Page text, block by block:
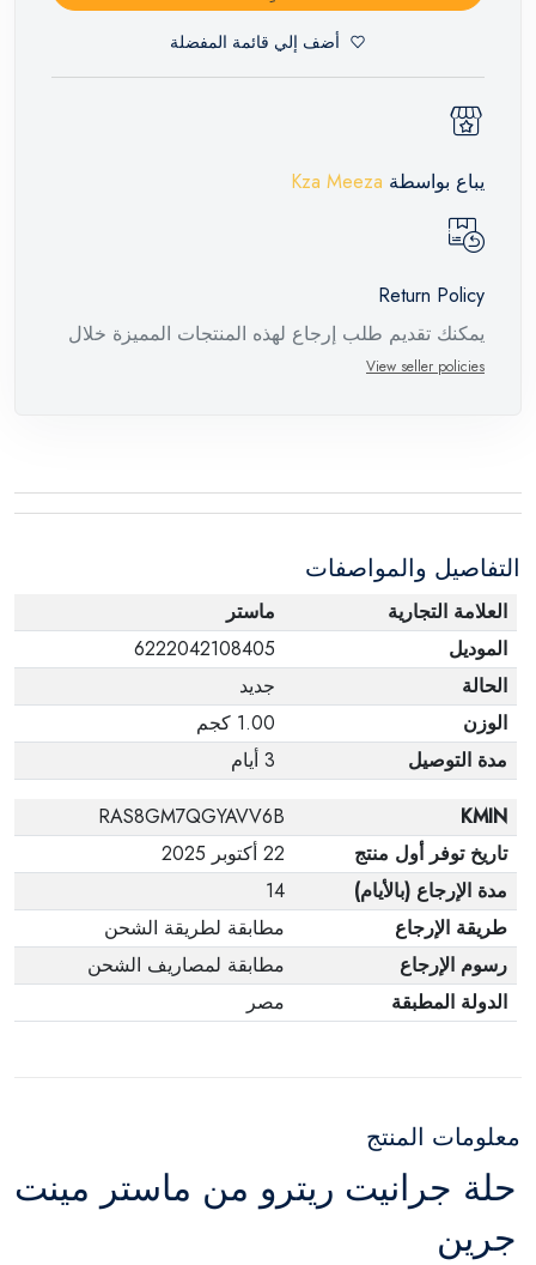
أضف إلي قائمة المفضلة
يباع بواسطة Kza Meeza
Return Policy
يمكنك تقديم طلب إرجاع لهذه المنتجات المميزة خلال
عبوته الأصلية. لاحظ أنه لا يمكن إرجاع المنتجات
وفي عبواتها الأصلية.
View seller policies
التفاصيل والمواصفات
العلامة التجارية
ماستر
الموديل
6222042108405
الحالة
جديد
الوزن
1.00 كجم
مدة التوصيل
3 أيام
KMIN
RAS8GM7QGYAVV6B
تاريخ توفر أول منتج
22 أكتوبر 2025
مدة الإرجاع (بالأيام)
14
طريقة الإرجاع
مطابقة لطريقة الشحن
رسوم الإرجاع
مطابقة لمصاريف الشحن
الدولة المطبقة
مصر
معلومات المنتج
حلة جرانيت ريترو من ماستر مينت
جرين